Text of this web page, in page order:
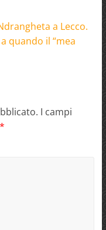
a Lecco.
quando il “mea
I campi
*